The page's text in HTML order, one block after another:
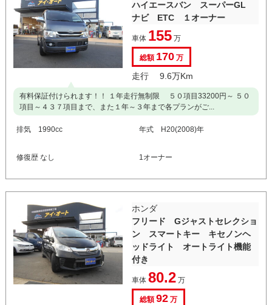
ハイエースバン スーパーGL
ナビ ETC １オーナー
車体 155万
総額 170万
走行 9.6万Km
有料保証付けられます！！ １年走行無制限 ５０項目33200円～ ５０
項目～４３７項目まで、また１年～３年まで各プランがご...
排気 1990cc 年式 H20(2008)年
修復歴 なし 1オーナー
ホンダ
フリード Gジャストセレクショ
ン スマートキー キセノンヘ
ッドライト オートライト機能
付き
車体 80.2万
総額92万